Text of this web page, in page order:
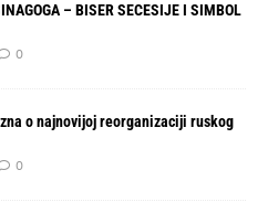
– BISER SECESIJE I SIMBOL
0
o najnovijoj reorganizaciji ruskog
0